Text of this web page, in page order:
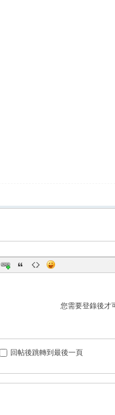
您需要登錄後才
回帖後跳轉到最後一頁